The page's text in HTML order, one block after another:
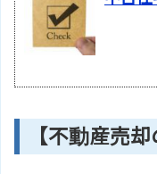
【不動産売